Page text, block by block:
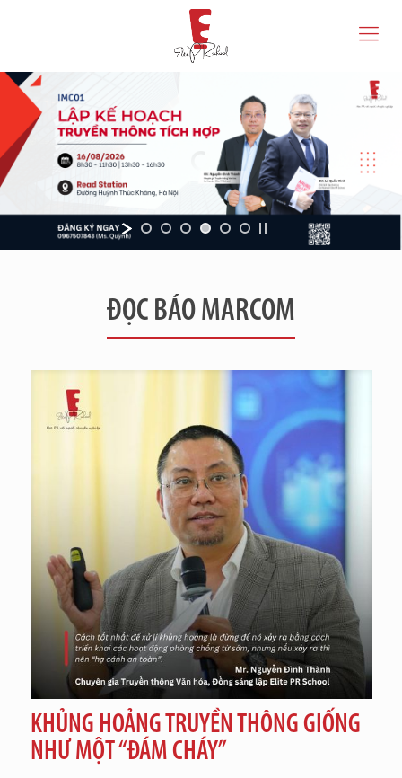
ĐỌC BÁO MARCOM
KHỦNG HOẢNG TRUYỀN THÔNG GIỐNG
NHƯ MỘT “ĐÁM CHÁY”